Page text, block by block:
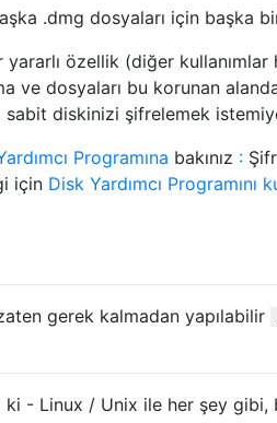
.dmg dosyaları için başka
özellik (diğer
ve dosyaları bu korunan
diskinizi şifrelemek
Programına bakınız :
için Disk Yardımcı
gerek kalmadan yapılabilir
ki - Linux / Unix ile her şey gibi,